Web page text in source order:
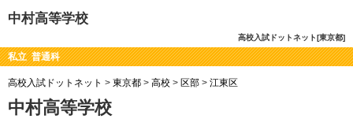
中村高等学校
高校入試ドットネット[東京都]
私立 普通科
高校入試ドットネット > 東京都 > 高校 > 区部 > 江東区
中村高等学校